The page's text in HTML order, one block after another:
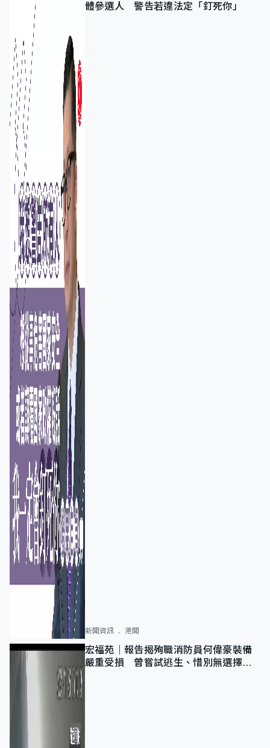
體參選人 警告若違法定「釘死你」
新聞資訊 港聞
宏福苑｜報告揭殉職消防員何偉豪裝備
嚴重受損 曾嘗試逃生、惜別無選擇下